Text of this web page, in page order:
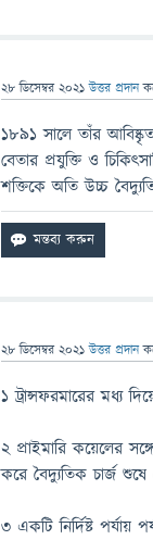
28 ডিসেম্বর 2021 উত্তর প্রদান
১৮৯১ সালে তাঁর আবিষ্কৃত
বেতার প্রযুক্তি ও
শক্তিকে অতি উচ্চ
28 ডিসেম্বর 2021 উত্তর প্রদান
১ ট্রান্সফরমারের মধ্য
২ প্রাইমারি কয়েলের
করে বৈদ্যুতিক চার্জ শুষে
৩ একটি নির্দিষ্ট পর্যায়